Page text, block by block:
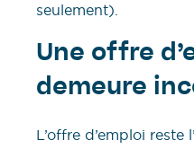
seulement).
Une offre
demeure
L’offre d’emploi reste